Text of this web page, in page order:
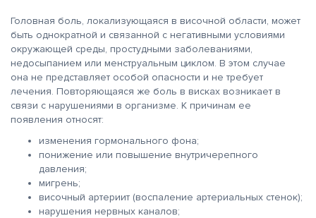
Головная боль, локализующаяся в височной области, может
быть однократной и связанной с негативными условиями
окружающей среды, простудными заболеваниями,
недосыпанием или менструальным циклом. В этом случае
она не представляет особой опасности и не требует
лечения. Повторяющаяся же боль в висках возникает в
связи с нарушениями в организме. К причинам ее
появления относят:
изменения гормонального фона;
понижение или повышение внутричерепного
давления;
мигрень;
височный артериит (воспаление артериальных стенок);
нарушения нервных каналов;